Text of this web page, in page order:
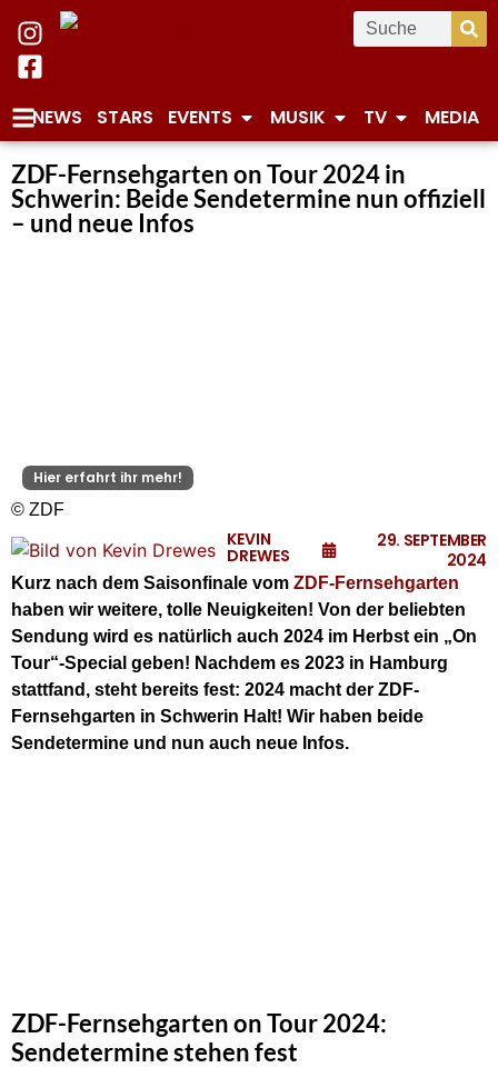
NEWS STARS EVENTS MUSIK TV MEDIA
ZDF-Fernsehgarten on Tour 2024 in
Schwerin: Beide Sendetermine nun offiziell
– und neue Infos
Hier erfahrt ihr mehr!
© ZDF
KEVIN
DREWES
29. SEPTEMBER
2024
Kurz nach dem Saisonfinale vom ZDF-Fernsehgarten
haben wir weitere, tolle Neuigkeiten! Von der beliebten
Sendung wird es natürlich auch 2024 im Herbst ein „On
Tour“-Special geben! Nachdem es 2023 in Hamburg
stattfand, steht bereits fest: 2024 macht der ZDF-
Fernsehgarten in Schwerin Halt! Wir haben beide
Sendetermine und nun auch neue Infos.
ZDF-Fernsehgarten on Tour 2024:
Sendetermine stehen fest